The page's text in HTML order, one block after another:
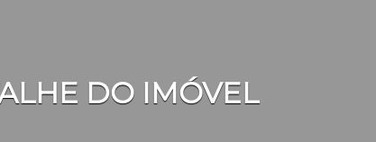
DO IMÓVEL